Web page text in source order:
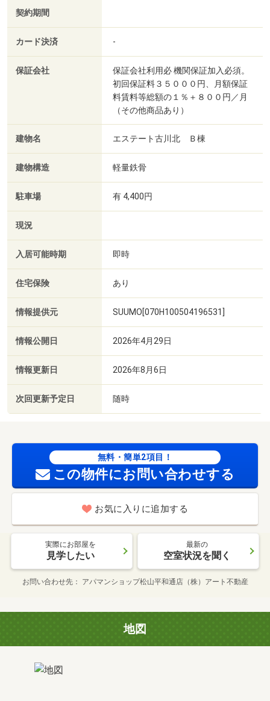
契約期間
カード決済 -
保証会社
保証会社利用必 機関保証加入必須。
初回保証料３５０００円、月額保証
料賃料等総額の１％＋８００円／月
（その他商品あり）
建物名 エステート古川北 Ｂ棟
建物構造 軽量鉄骨
駐車場 有 4,400円
現況
入居可能時期 即時
住宅保険 あり
情報提供元 SUUMO[070H100504196531]
情報公開日 2026年4月29日
情報更新日 2026年8月6日
次回更新予定日 随時
無料・簡単2項目！
この物件にお問い合わせする
お気に入りに追加する
実際にお部屋を
見学したい
最新の
空室状況を聞く
お問い合わせ先 アパマンショップ松山平和通店（株）アート不動産
地図